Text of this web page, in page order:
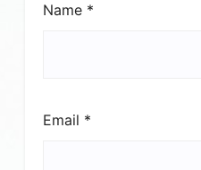
Name *
Email *